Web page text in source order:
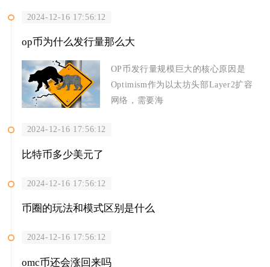
2024-12-16 17:56:12
op币为什么发行量那么大
OP币发行量规模巨大的核心原因是
Optimism作为以太坊头部Layer2扩容
网络，需要海
2024-12-16 17:56:12
比特币多少美元了
2024-12-16 17:56:12
币圈的玩法和模式区别是什么
2024-12-16 17:56:12
omc币还会涨回来吗